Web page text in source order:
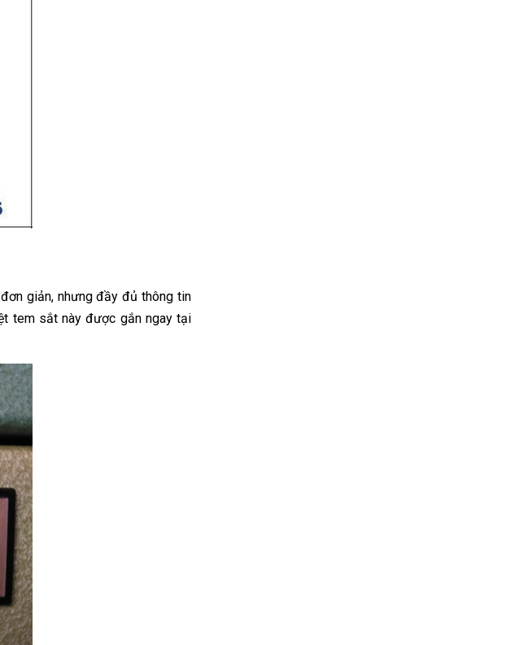
giản, nhưng đầy đủ thông tin
tem sắt này được gắn ngay tại